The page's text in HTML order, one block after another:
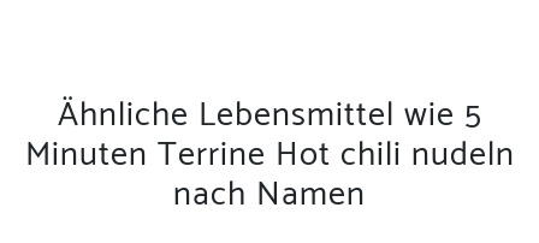
Ähnliche Lebensmittel wie 5
Minuten Terrine Hot chili nudeln
nach Namen